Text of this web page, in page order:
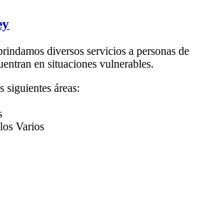
diversos servicios a personas de
en situaciones vulnerables.
siguientes áreas:
Varios